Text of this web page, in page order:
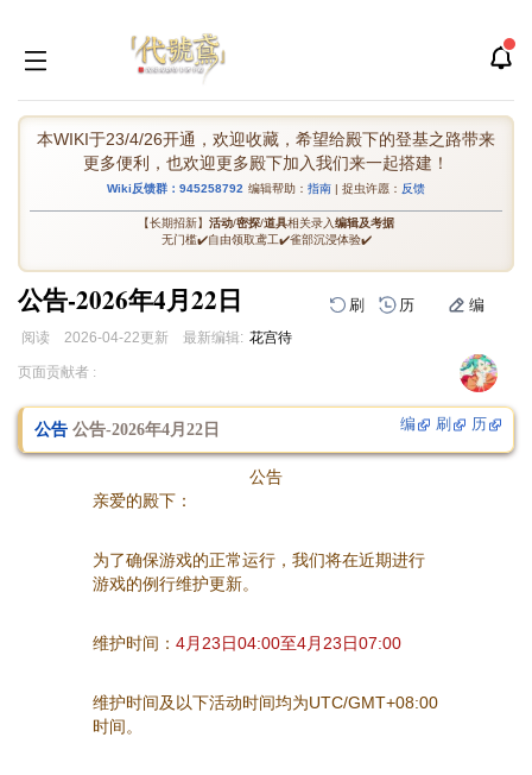
本WIKI于23/4/26开通，欢迎收藏，希望给殿下的登基之路带来
更多便利，也欢迎更多殿下加入我们来一起搭建！
Wiki反馈群：945258792 编辑帮助： 指南 | 捉虫许愿： 反馈
【长期招新】 活动/密探/道具相关录入编辑及考据
无门槛✔️自由领取鸢工✔️雀部沉浸体验✔️
公告-2026年4月22日 刷 历 编
阅读 2026-04-22更新 最新编辑: 花宫待
跳
导
跳
搜
页面贡献者 :
编 刷 历
公告 公告-2026年4月22日
公告
亲爱的殿下：
为了确保游戏的正常运行，我们将在近期进行
游戏的例行维护更新。
维护时间： 4月23日04:00至4月23日07:00
维护时间及以下活动时间均为UTC/GMT+08:00
时间。